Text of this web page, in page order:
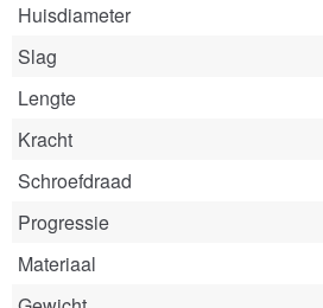
Huisdiameter
Slag
Lengte
Kracht
Schroefdraad
Progressie
Materiaal